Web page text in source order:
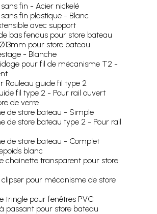
fin - Acier nickelé
fin plastique - Blanc
avec support
bas fendus pour store bateau
pour store bateau
- Blanche
pour fil de mécanisme T2 -
Rouleau guide fil type 2
fil type 2 - Pour rail ouvert
de verre
de store bateau - Simple
de store bateau type 2 - Pour rail
de store bateau - Complet
blanc
chainette transparent pour store
pour mécanisme de store
tringle pour fenêtres PVC
passant pour store bateau